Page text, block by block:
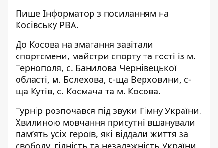
Пише Інформатор з посиланням на
Косівську РВА.
До Косова на змагання завітали
спортсмени, майстри спорту та гості із м.
Тернополя, с. Банилова Чернівецької
області, м. Болехова, с-ща Верховини, с-
ща Кутів, с. Космача та м. Косова.
Турнір розпочався під звуки Гімну України.
Хвилиною мовчання присутні вшанували
пам’ять усіх героїв, які віддали життя за
свободу, гідність та незалежність України.